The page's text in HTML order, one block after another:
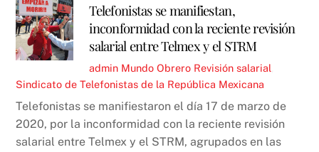
Telefonistas se manifiestan,
inconformidad con la reciente revisión
salarial entre Telmex y el STRM
admin Mundo Obrero Revisión salarial
Sindicato de Telefonistas de la República Mexicana
Telefonistas se manifiestaron el día 17 de marzo de
2020, por la inconformidad con la reciente revisión
salarial entre Telmex y el STRM, agrupados en las